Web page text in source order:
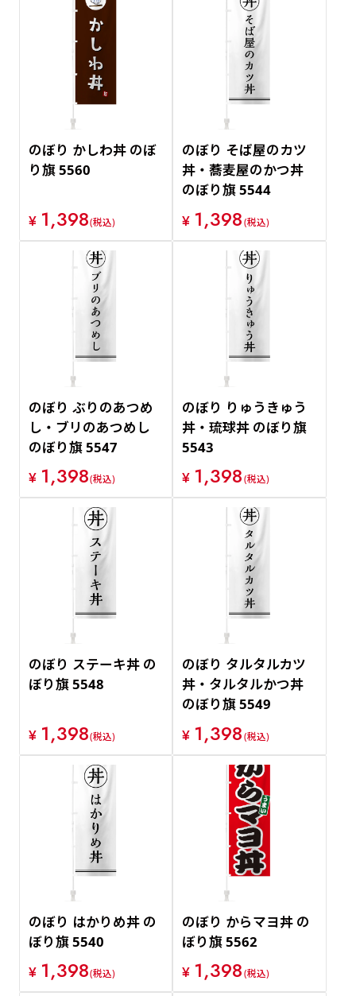
のぼり かしわ丼 のぼ
り旗 5560
¥ 1,398(税込)
のぼり そば屋のカツ
丼・蕎麦屋のかつ丼
のぼり旗 5544
¥ 1,398(税込)
のぼり ぶりのあつめ
し・ブリのあつめし
のぼり旗 5547
¥ 1,398(税込)
のぼり りゅうきゅう
丼・琉球丼 のぼり旗
5543
¥ 1,398(税込)
のぼり ステーキ丼 の
ぼり旗 5548
¥ 1,398(税込)
のぼり タルタルカツ
丼・タルタルかつ丼
のぼり旗 5549
¥ 1,398(税込)
のぼり はかりめ丼 の
ぼり旗 5540
¥ 1,398(税込)
のぼり からマヨ丼 の
ぼり旗 5562
¥ 1,398(税込)